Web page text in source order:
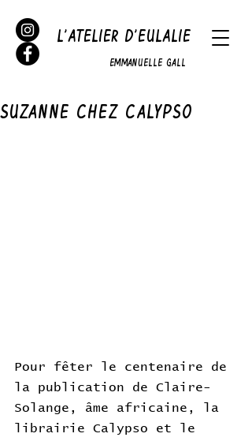
L'ATELIER D'EULALIE
EMMANUELLE GALL
SUZANNE CHEZ CALYPSO
Pour fêter le centenaire de
la publication de Claire-
Solange, âme africaine, la
librairie Calypso et le